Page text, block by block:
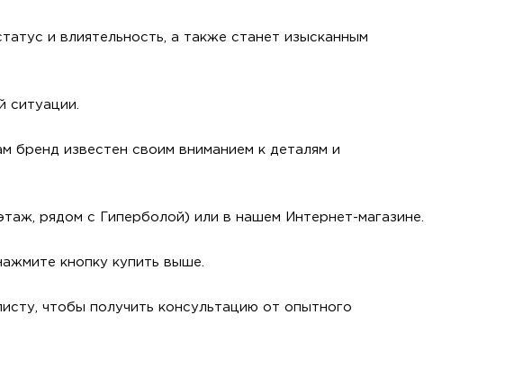
и влиятельность, а также станет изысканным
ситуации.
бренд известен своим вниманием к деталям и
рядом с Гиперболой) или в нашем Интернет-магазине.
кнопку купить выше.
чтобы получить консультацию от опытного